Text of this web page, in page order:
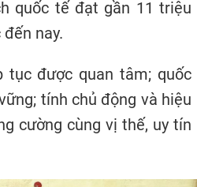
quốc tế đạt gần 11 triệu
nay.
tục được quan tâm; quốc
tính chủ động và hiệu
cường cùng vị thế, uy tín